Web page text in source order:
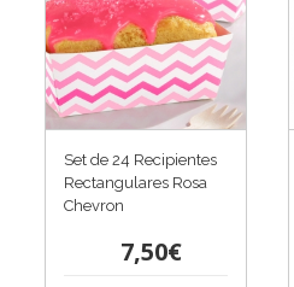
Set de 24 Recipientes
Rectangulares Rosa
Chevron
7,50€